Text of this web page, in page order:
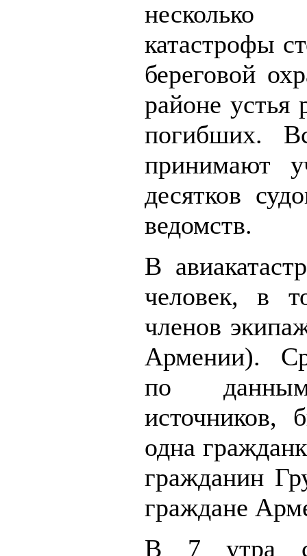
катастрофы
береговой
районе
погибших.
принимают
десятков
ведомств.
В
человек, в
членов
Армении).
по данным
источников,
одна
гражданин
граждане
В 7 утра с